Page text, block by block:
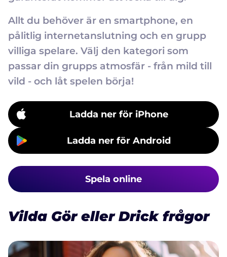
Allt du behöver är en smartphone, en
pålitlig internetanslutning och en grupp
villiga spelare. Välj den kategori som
passar din grupps atmosfär - från mild till
vild - och låt spelen börja!
Ladda ner för iPhone
Ladda ner för Android
Spela online
Vilda Gör eller Drick frågor